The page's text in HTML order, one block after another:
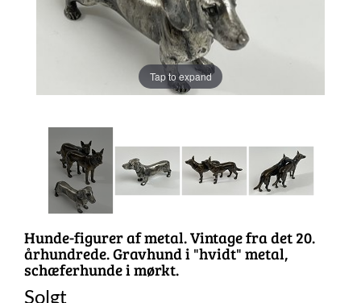
Tap to expand
Hunde-figurer af metal. Vintage fra det 20.
århundrede. Gravhund i "hvidt" metal,
schæferhunde i mørkt.
Solgt